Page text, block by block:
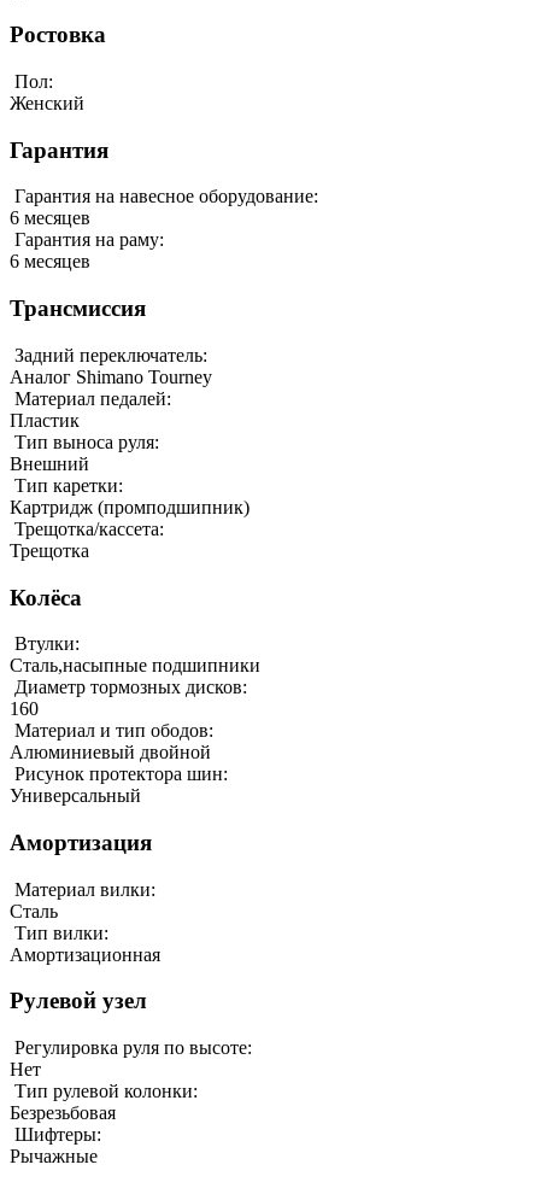
Ростовка
Пол:
Женский
Гарантия
Гарантия на навесное оборудование:
6 месяцев
Гарантия на раму:
6 месяцев
Трансмиссия
Задний переключатель:
Аналог Shimano Tourney
Материал педалей:
Пластик
Тип выноса руля:
Внешний
Тип каретки:
Картридж (промподшипник)
Трещотка/кассета:
Трещотка
Колёса
Втулки:
Сталь,насыпные подшипники
Диаметр тормозных дисков:
160
Материал и тип ободов:
Алюминиевый двойной
Рисунок протектора шин:
Универсальный
Амортизация
Материал вилки:
Сталь
Тип вилки:
Амортизационная
Рулевой узел
Регулировка руля по высоте:
Нет
Тип рулевой колонки:
Безрезьбовая
Шифтеры:
Рычажные